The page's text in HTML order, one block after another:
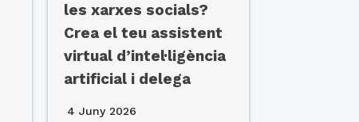
les xarxes socials?
Crea el teu assistent
virtual d’intel·ligència
artificial i delega
4 Juny 2026